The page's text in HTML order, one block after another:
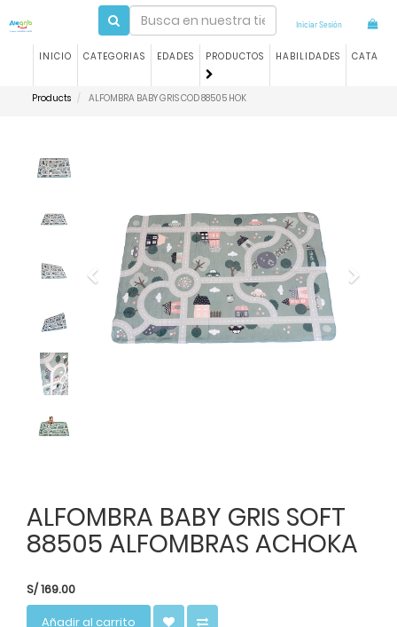
Iniciar Sesión
INICIO CATEGORIAS EDADES PRODUCTOS HABILIDADES
Products ALFOMBRA BABY GRIS COD 88505 HOK
Previous
ALFOMBRA BABY GRIS SOFT
88505 ALFOMBRAS ACHOKA
S/169.00
Añadir al carrito